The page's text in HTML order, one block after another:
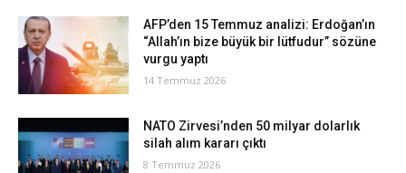
AFP’den 15 Temmuz analizi: Erdoğan’ın
“Allah’ın bize büyük bir lütfudur” sözüne
vurgu yaptı
14 Temmuz 2026
NATO Zirvesi’nden 50 milyar dolarlık
silah alım kararı çıktı
8 Temmuz 2026